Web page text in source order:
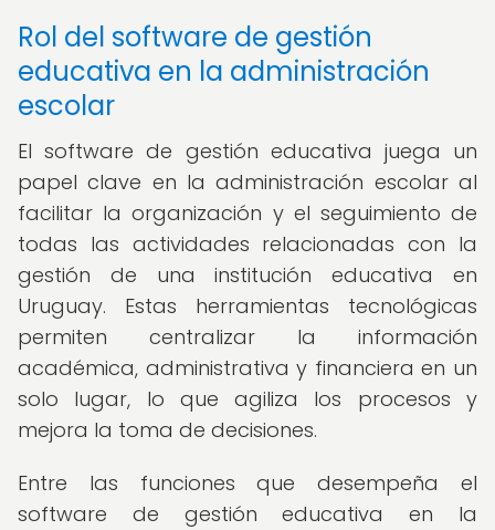
Rol del software de gestión
educativa en la administración
escolar
El software de gestión educativa juega un
papel clave en la administración escolar al
facilitar la organización y el seguimiento de
todas las actividades relacionadas con la
gestión de una institución educativa en
Uruguay. Estas herramientas tecnológicas
permiten centralizar la información
académica, administrativa y financiera en un
solo lugar, lo que agiliza los procesos y
mejora la toma de decisiones.
Entre las funciones que desempeña el
software de gestión educativa en la